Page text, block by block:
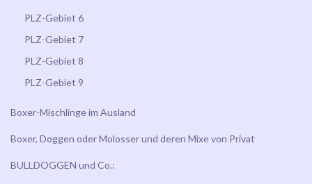
PLZ-Gebiet 6
PLZ-Gebiet 7
PLZ-Gebiet 8
PLZ-Gebiet 9
Boxer-Mischlinge im Ausland
Boxer, Doggen oder Molosser und deren Mixe von Privat
BULLDOGGEN und Co.: